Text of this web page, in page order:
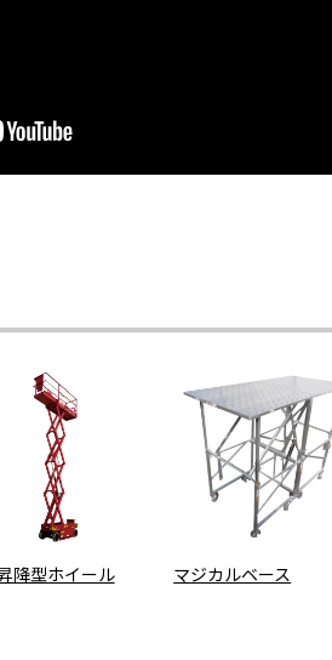
降型ホイール マジカルベース